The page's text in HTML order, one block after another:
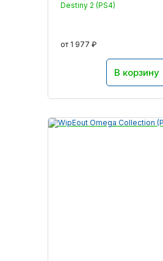
Destiny 2 (PS4)
от 1 977 ₽
В корзину